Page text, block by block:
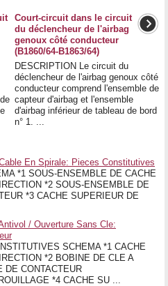
Court-circuit dans le circuit
du déclencheur de l'airbag
genoux côté conducteur
(B1860/64-B1863/64)
DESCRIPTION Le circuit du
déclencheur de l'airbag genoux côté
conducteur comprend l'ensemble de
capteur d'airbag et l'ensemble
d'airbag inférieur de tableau de bord
n° 1. ...
En Spirale: Pieces Constitutives
*1 SOUS-ENSEMBLE DE CACHE
*2 SOUS-ENSEMBLE DE
*3 CACHE SUPERIEUR DE
/ Ouverture Sans Cle:
SCHEMA *1 CACHE
*2 BOBINE DE CLE A
DE CONTACTEUR
*4 CACHE SU ...